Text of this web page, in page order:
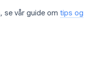
se vår guide om tips og